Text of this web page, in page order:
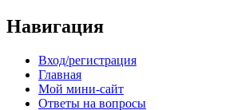
Навигация
Вход/регистрация
Главная
Мой мини-сайт
Ответы на вопросы